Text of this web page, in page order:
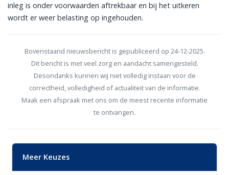
inleg is onder voorwaarden aftrekbaar en bij het uitkeren
wordt er weer belasting op ingehouden.
Bovenstaand nieuwsbericht is gepubliceerd op 24-12-2025.
Dit bericht is met veel zorg en aandacht samengesteld.
Desondanks kunnen wij niet volledig instaan voor de
correctheid, volledigheid of actualiteit van de informatie.
Maak een afspraak met ons om de meest recente informatie
te ontvangen.
Meer Keuzes